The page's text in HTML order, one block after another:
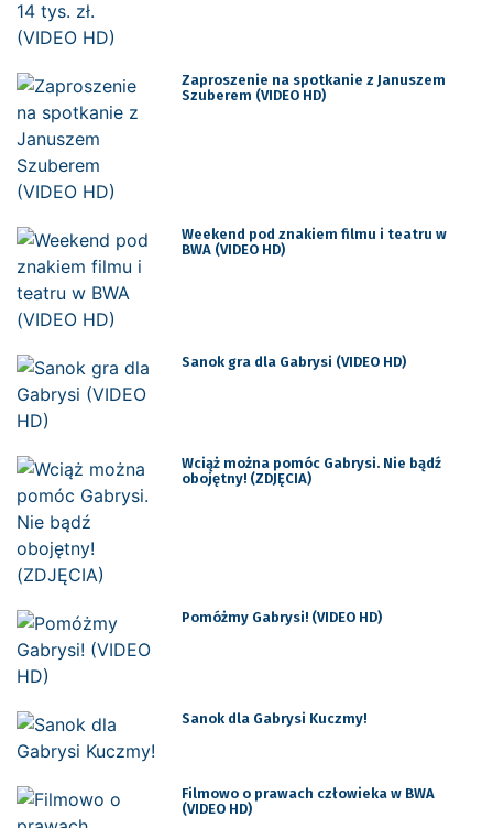
Zaproszenie na spotkanie z Januszem
Szuberem (VIDEO HD)
Weekend pod znakiem filmu i teatru w
BWA (VIDEO HD)
Sanok gra dla Gabrysi (VIDEO HD)
Wciąż można pomóc Gabrysi. Nie bądź
obojętny! (ZDJĘCIA)
Pomóżmy Gabrysi! (VIDEO HD)
Sanok dla Gabrysi Kuczmy!
Filmowo o prawach człowieka w BWA
(VIDEO HD)